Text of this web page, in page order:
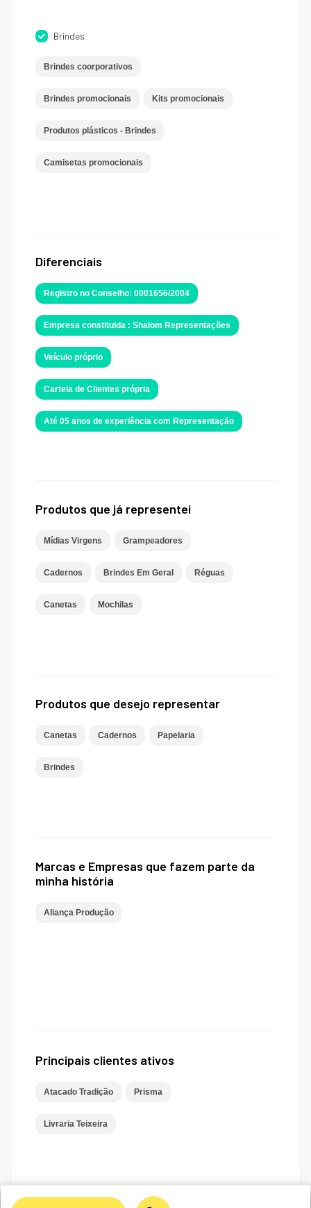
Brindes
Brindes coorporativos
Brindes promocionais Kits promocionais
Produtos plásticos - Brindes
Camisetas promocionais
Diferenciais
Registro no Conselho: 0001656/2004
Empresa constituida : Shalom Representações
Veículo próprio
Cartela de Clientes própria
Até 05 anos de experiência com Representação
Produtos que já representei
Mídias Virgens Grampeadores
Cadernos Brindes Em Geral Réguas
Canetas Mochilas
Produtos que desejo representar
Canetas Cadernos Papelaria
Brindes
Marcas e Empresas que fazem parte da
minha história
Aliança Produção
Principais clientes ativos
Atacado Tradição Prisma
Livraria Teixeira